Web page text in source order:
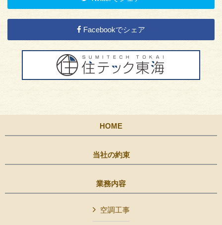
Facebookでシェア
HOME
当社の約束
業務内容
空調工事